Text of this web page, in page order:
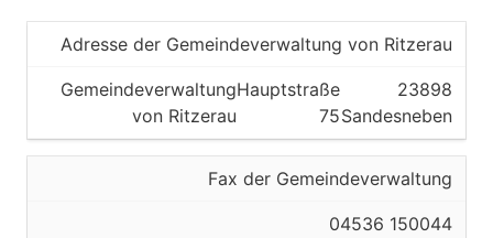
Adresse der Gemeindeverwaltung von Ritzerau
Gemeindeverwaltung
von Ritzerau
Hauptstraße
75
23898
Sandesneben
Fax der Gemeindeverwaltung
04536 150044